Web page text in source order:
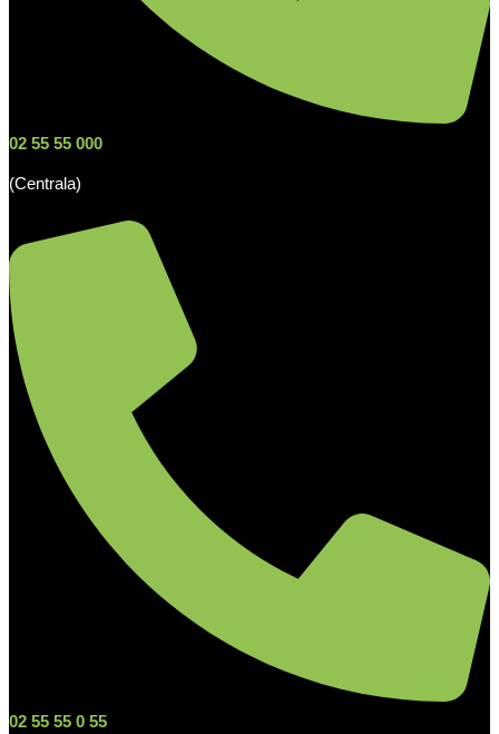
02 55 55 000
(Centrala)
02 55 55 0 55